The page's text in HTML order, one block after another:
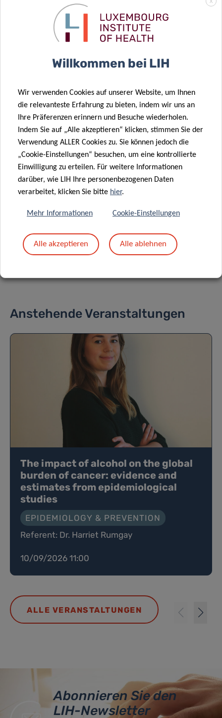
Datenschutz
Lesen Sie mehr über den „Datenschutzhinweis:
Organisation von Veranstaltungen“.
DATENSCHUTZ
Anstehende Veranstaltungen
The impact of alcohol on the global
burden of cancer: evidence and
estimates from epidemiological
studies
EPIDEMIOLOGY & PREVENTION
Referent: Dr. Harriet Rumgay
10/09/2026 11:00
ALLE VERANSTALTUNGEN
Abonnieren Sie den
LIH-Newsletter
X
Willkommen bei LIH
Wir verwenden Cookies auf unserer Website, um Ihnen
die relevanteste Erfahrung zu bieten, indem wir uns an
Ihre Präferenzen erinnern und Besuche wiederholen.
Indem Sie auf „Alle akzeptieren“ klicken, stimmen Sie der
Verwendung ALLER Cookies zu. Sie können jedoch die
„Cookie-Einstellungen“ besuchen, um eine kontrollierte
Einwilligung zu erteilen. Für weitere Informationen
darüber, wie LIH Ihre personenbezogenen Daten
verarbeitet, klicken Sie bitte hier.
Mehr Informationen Cookie-Einstellungen
Alle akzeptieren Alle ablehnen